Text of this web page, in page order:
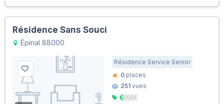
Résidence Sans Souci
Épinal 88000
Résidence Service Senior
0 places
251 vues